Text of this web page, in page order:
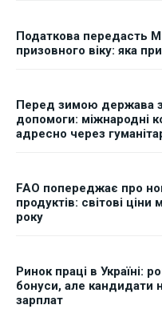
Податкова передасть
призовного віку: яка
Перед зимою держава
допомоги: міжнародні
адресно через
FAO попереджає про
продуктів: світові
року
Ринок праці в Україні:
бонуси, але кандидати
зарплат